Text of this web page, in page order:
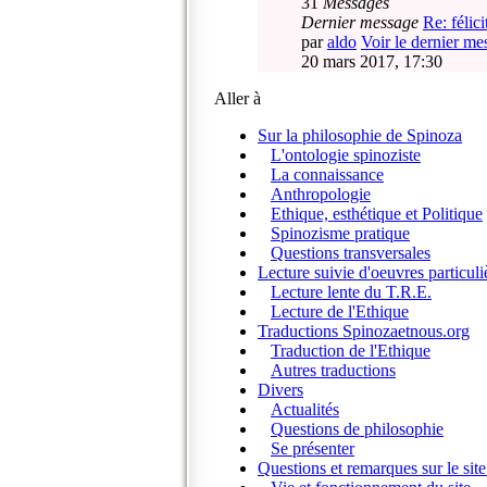
Dernier message Re:
paraldo Voir le dernier
20 mars 2017, 17:30
Aller à
Sur la philosophie de Spinoza
L'ontologie spinoziste
La connaissance
Anthropologie
Ethique, esthétique et Politique
Spinozisme pratique
Questions transversales
Lecture suivie d'oeuvres
Lecture lente du T.R.E.
Lecture de l'Ethique
Traductions Spinozaetnous.org
Traduction de l'Ethique
Autres traductions
Divers
Actualités
Questions de philosophie
Se présenter
Questions et remarques sur le